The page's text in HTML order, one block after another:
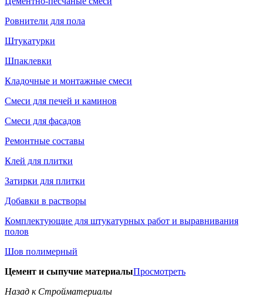
Ровнители для пола
Штукатурки
Шпаклевки
Кладочные и монтажные смеси
Смеси для печей и каминов
Смеси для фасадов
Ремонтные составы
Клей для плитки
Затирки для плитки
Добавки в растворы
Комплектующие для штукатурных работ и выравнивания
полов
Шов полимерный
Цемент и сыпучие материалыПросмотреть
Назад к Стройматериалы